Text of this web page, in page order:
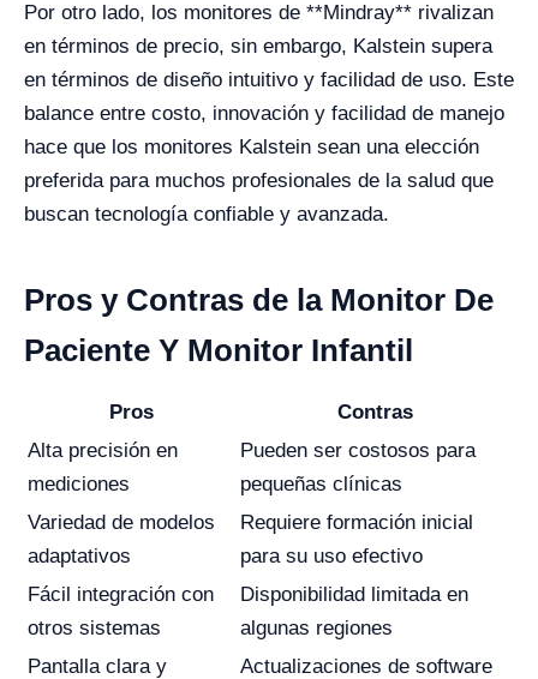
Por otro lado, los monitores de **Mindray** rivalizan
en términos de precio, sin embargo, Kalstein supera
en términos de diseño intuitivo y facilidad de uso. Este
balance entre costo, innovación y facilidad de manejo
hace que los monitores Kalstein sean una elección
preferida para muchos profesionales de la salud que
buscan tecnología confiable y avanzada.
Pros y Contras de la Monitor De
Paciente Y Monitor Infantil
Pros
Contras
Alta precisión en
mediciones
Pueden ser costosos para
pequeñas clínicas
Variedad de modelos
adaptativos
Requiere formación inicial
para su uso efectivo
Fácil integración con
otros sistemas
Disponibilidad limitada en
algunas regiones
Pantalla clara y
Actualizaciones de software